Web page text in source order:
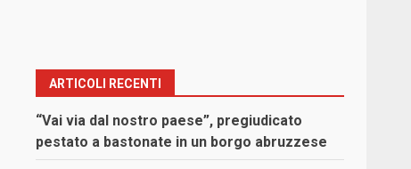
ARTICOLI RECENTI
“Vai via dal nostro paese”, pregiudicato
pestato a bastonate in un borgo abruzzese